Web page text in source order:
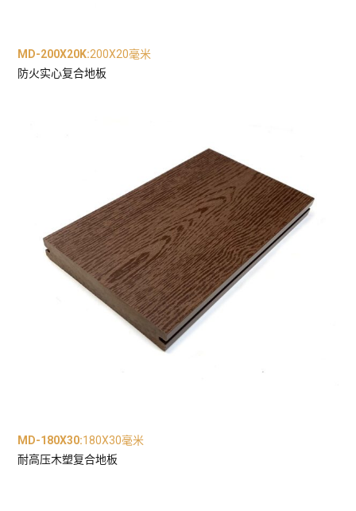
MD-200X20K:200X20毫米
防火实心复合地板
MD-180X30:180X30毫米
耐高压木塑复合地板